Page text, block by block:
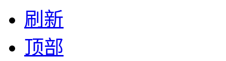
刷新
顶部